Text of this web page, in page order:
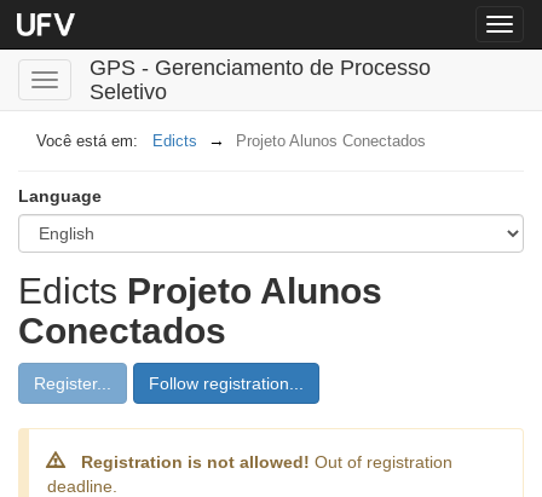
Menu
Toggle
navigation
GPS - Gerenciamento de Processo
Seletivo
Edicts Projeto Alunos Conectados
Language
Edicts Projeto Alunos
Conectados
Register... Follow registration...
Registration is not allowed! Out of registration
deadline.